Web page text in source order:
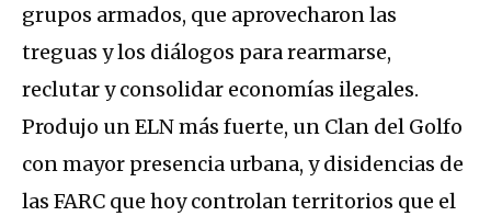
grupos armados, que aprovecharon las
treguas y los diálogos para rearmarse,
reclutar y consolidar economías ilegales.
Produjo un ELN más fuerte, un Clan del Golfo
con mayor presencia urbana, y disidencias de
las FARC que hoy controlan territorios que el